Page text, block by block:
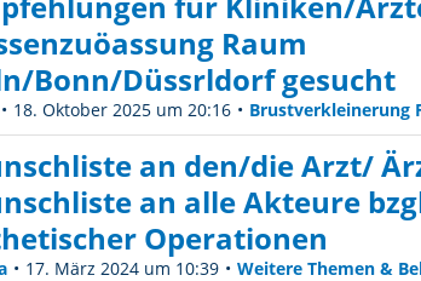
Raum
Bonn/Düssrldorf gesucht
18. Oktober 2025 um 20:16 Brustverkleinerung
an den/die Arzt/
an alle Akteure
Operationen
17. März 2024 um 10:39 Weitere Themen &